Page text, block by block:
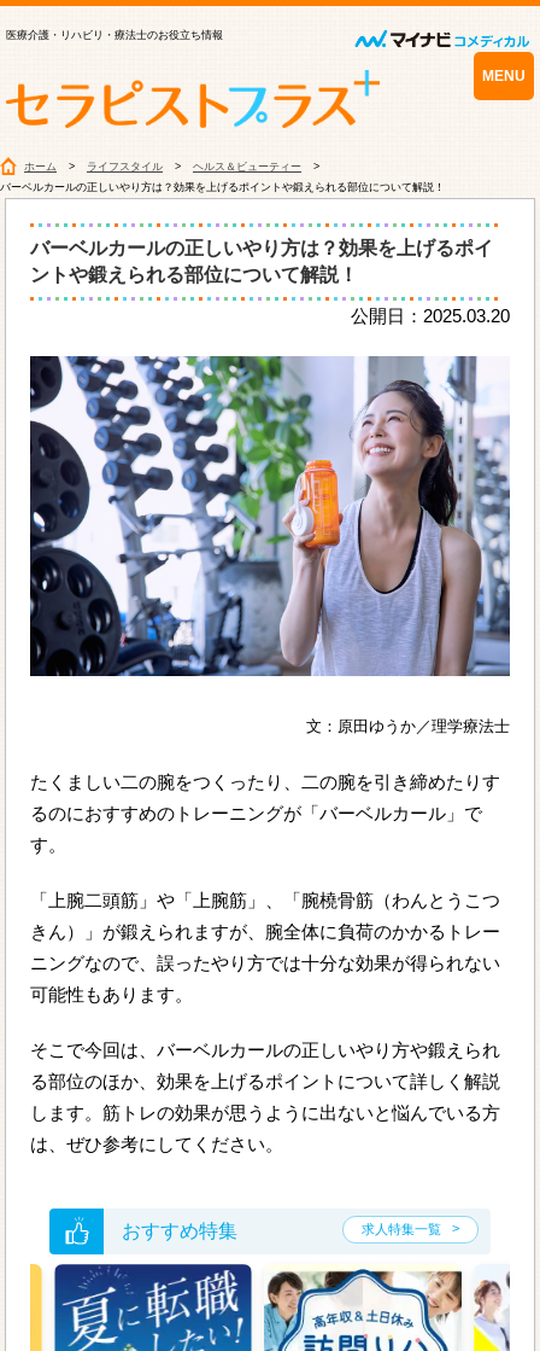
医療介護・リハビリ・療法士のお役立ち情報
MENU
ホーム ライフスタイル
ヘルス＆ビューティー
バーベルカールの正しいやり方は？効果を上げるポイントや鍛えられる部位について解説！
バーベルカールの正しいやり方は？効果を上げるポイ
ントや鍛えられる部位について解説！
公開日：2025.03.20
文：原田ゆうか／理学療法士
たくましい二の腕をつくったり、二の腕を引き締めたりす
るのにおすすめのトレーニングが「バーベルカール」で
す。
「上腕二頭筋」や「上腕筋」、「腕橈骨筋（わんとうこつ
きん）」が鍛えられますが、腕全体に負荷のかかるトレー
ニングなので、誤ったやり方では十分な効果が得られない
可能性もあります。
そこで今回は、バーベルカールの正しいやり方や鍛えられ
る部位のほか、効果を上げるポイントについて詳しく解説
します。筋トレの効果が思うように出ないと悩んでいる方
は、ぜひ参考にしてください。
おすすめ特集 求人特集一覧